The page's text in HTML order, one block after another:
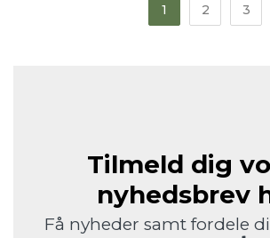
1 2 3
Tilmeld dig
nyhedsbrev
Få nyheder samt fordele